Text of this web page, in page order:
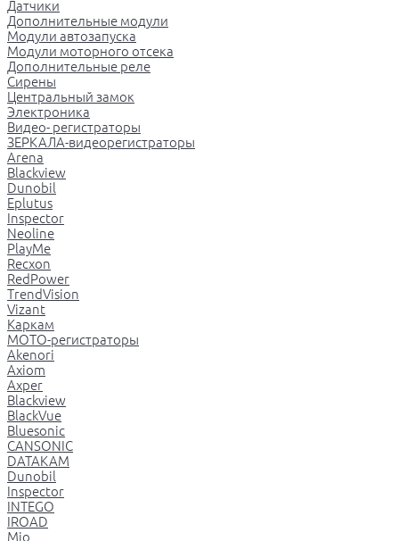
Датчики
Дополнительные модули
Модули автозапуска
Модули моторного отсека
Дополнительные реле
Сирены
Центральный замок
Электроника
Видео- регистраторы
ЗЕРКАЛА-видеорегистраторы
Arena
Blackview
Dunobil
Eplutus
Inspector
Neoline
PlayMe
Recxon
RedPower
TrendVision
Vizant
Каркам
МОТО-регистраторы
Akenori
Axiom
Axper
Blackview
BlackVue
Bluesonic
CANSONIC
DATAKAM
Dunobil
Inspector
INTEGO
IROAD
Mio